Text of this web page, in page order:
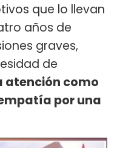
que lo llevan
años de
graves,
de
atención como
por una